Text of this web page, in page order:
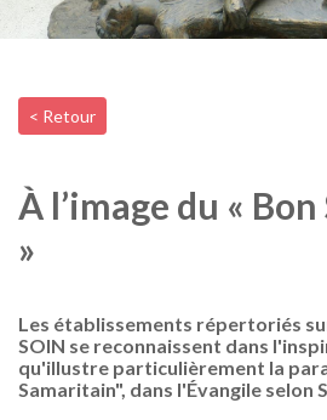
< Retour
À l’image du «
»
Les établissements répertoriés
SOIN se reconnaissent dans
qu'illustre particulièrement la
Samaritain", dans l'Évangile selon